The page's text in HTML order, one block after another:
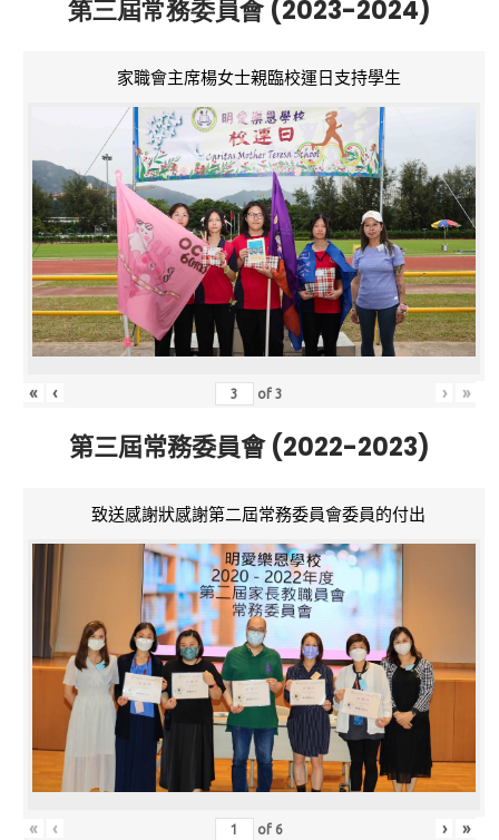
第三屆常務委員會 (2023-2024)
家職會主席楊女士親臨校運日支持學生
« ‹ of3 › »
第三屆常務委員會 (2022-2023)
致送感謝狀感謝第二屆常務委員會委員的付出
« ‹ of 6 › »